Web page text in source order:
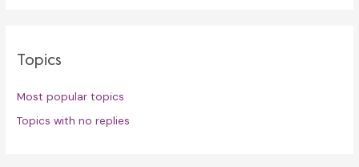
Topics
Most popular topics
Topics with no replies